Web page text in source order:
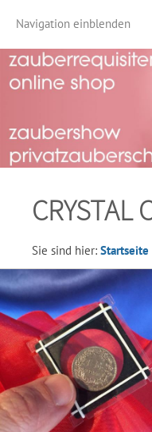
Navigation einblenden
CRYSTAL
Sie sind hier: Startseite